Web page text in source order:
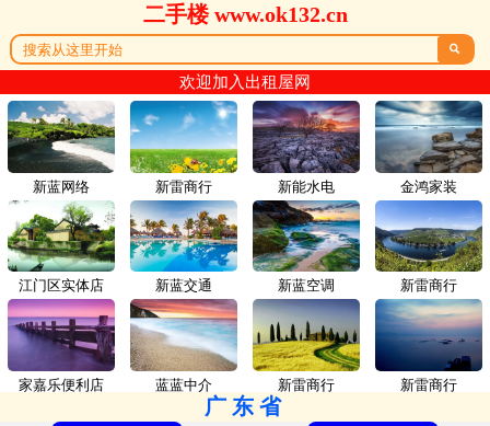
二手楼 www.ok132.cn

欢迎加入出租屋网
新蓝网络 新雷商行
江门区实体店 新蓝交通
家嘉乐便利店 蓝蓝中介
新能水电 金鸿家装
新蓝空调 新雷商行
新雷商行 新雷商行
广东省